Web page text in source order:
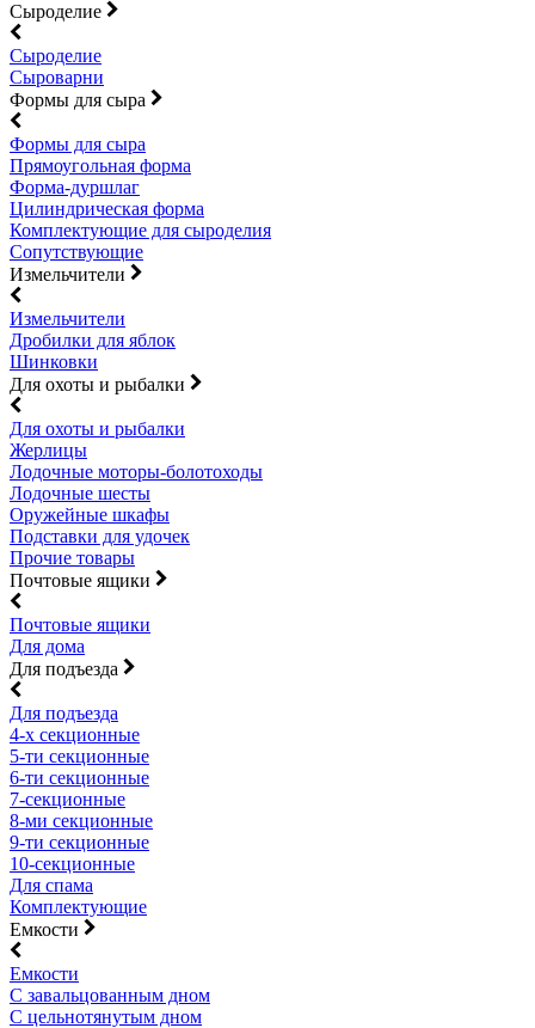
Сыроделие
Сыроделие
Сыроварни
Формы для сыра
Формы для сыра
Прямоугольная форма
Форма-дуршлаг
Цилиндрическая форма
Комплектующие для сыроделия
Сопутствующие
Измельчители
Измельчители
Дробилки для яблок
Шинковки
Для охоты и рыбалки
Для охоты и рыбалки
Жерлицы
Лодочные моторы-болотоходы
Лодочные шесты
Оружейные шкафы
Подставки для удочек
Прочие товары
Почтовые ящики
Почтовые ящики
Для дома
Для подъезда
Для подъезда
4-х секционные
5-ти секционные
6-ти секционные
7-секционные
8-ми секционные
9-ти секционные
10-секционные
Для спама
Комплектующие
Емкости
Емкости
С завальцованным дном
С цельнотянутым дном